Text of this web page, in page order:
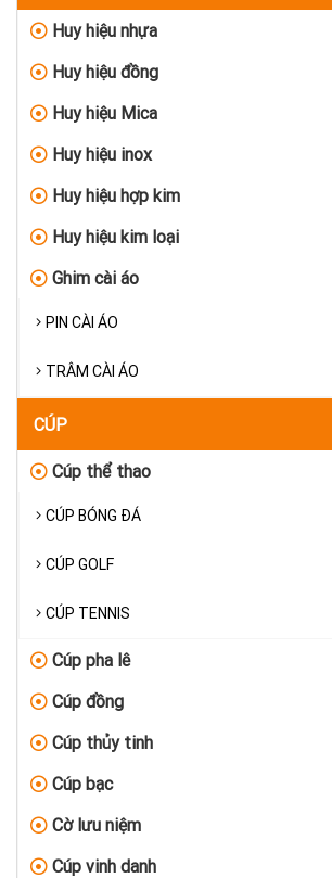
Huy hiệu nhựa
Huy hiệu đồng
Huy hiệu Mica
Huy hiệu inox
Huy hiệu hợp kim
Huy hiệu kim loại
Ghim cài áo
PIN CÀI ÁO
TRÂM CÀI ÁO
CÚP
Cúp thể thao
CÚP BÓNG ĐÁ
CÚP GOLF
CÚP TENNIS
Cúp pha lê
Cúp đồng
Cúp thủy tinh
Cúp bạc
Cờ lưu niệm
Cúp vinh danh